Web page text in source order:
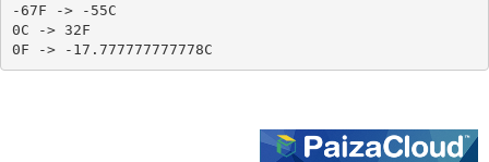
-67F -> -55C
0C -> 32F